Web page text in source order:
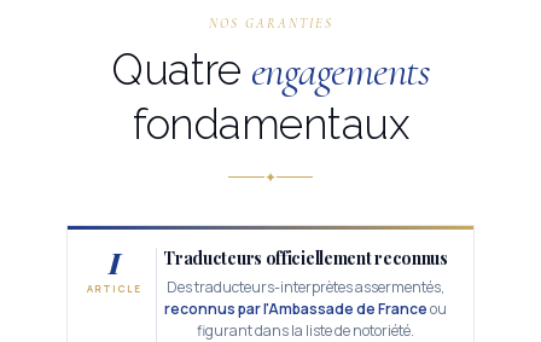
NOS GARANTIES
Quatre engagements
fondamentaux
✦
I
ARTICLE
Traducteurs officiellement reconnus
Des traducteurs-interprètes assermentés,
reconnus par l'Ambassade de Franceou
figurant dans la liste de notoriété.